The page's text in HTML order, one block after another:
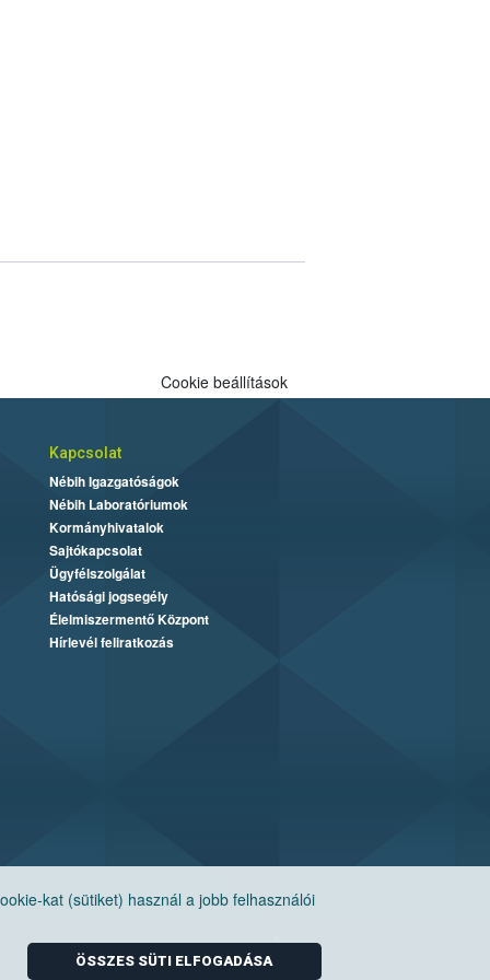
kat (sütiket) használ a jobb felhasználói
ÖSSZES SÜTI ELFOGADÁSA
Cookie beállítások
Kapcsolat
Nébih Igazgatóságok
Nébih Laboratóriumok
Kormányhivatalok
Sajtókapcsolat
Ügyfélszolgálat
Hatósági jogsegély
Élelmiszermentő Központ
Hírlevél feliratkozás